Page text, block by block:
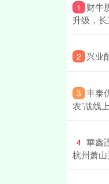
1
财牛
升级，
2 兴业
3 丰泰
农”战线
4 華鑫
杭州萧山